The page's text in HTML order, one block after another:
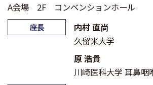
A会場 2F コンベンションホール
座長
内村 直尚
久留米大学
原 浩貴
川崎医科大学 耳鼻咽